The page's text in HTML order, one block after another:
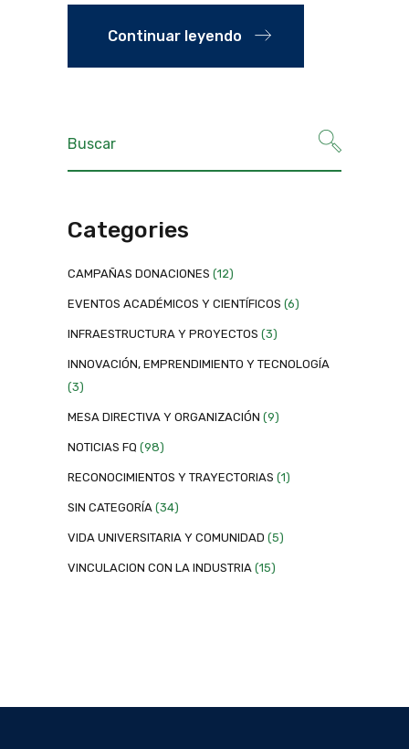
Continuar leyendo
Categories
CAMPAÑAS DONACIONES (12)
EVENTOS ACADÉMICOS Y CIENTÍFICOS (6)
INFRAESTRUCTURA Y PROYECTOS (3)
INNOVACIÓN, EMPRENDIMIENTO Y TECNOLOGÍA
(3)
MESA DIRECTIVA Y ORGANIZACIÓN (9)
NOTICIAS FQ (98)
RECONOCIMIENTOS Y TRAYECTORIAS (1)
SIN CATEGORÍA (34)
VIDA UNIVERSITARIA Y COMUNIDAD (5)
VINCULACION CON LA INDUSTRIA (15)